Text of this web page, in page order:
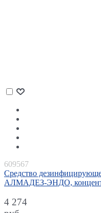
609567
Средство
АЛМАДЕЗ-ЭНДО,
4 274